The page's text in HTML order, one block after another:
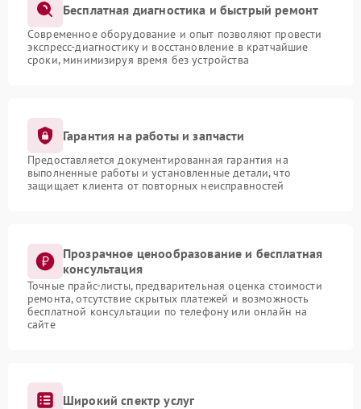
Бесплатная диагностика и быстрый ремонт
Современное оборудование и опыт позволяют провести
экспресс-диагностику и восстановление в кратчайшие
сроки, минимизируя время без устройства
Гарантия на работы и запчасти
Предоставляется документированная гарантия на
выполненные работы и установленные детали, что
защищает клиента от повторных неисправностей
Прозрачное ценообразование и бесплатная
консультация
Точные прайс-листы, предварительная оценка стоимости
ремонта, отсутствие скрытых платежей и возможность
бесплатной консультации по телефону или онлайн на
сайте
Широкий спектр услуг